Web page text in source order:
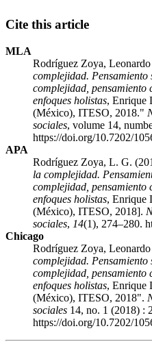
Cite this article
MLA
Rodríguez Zoya,
complejidad. Pensamiento
complejidad,
enfoques holistas, Enrique
(México), ITESO, 2018."
sociales, volume 14,
https://doi.org/10.7202/
APA
Rodríguez Zoya, L. G.
la complejidad.
complejidad,
enfoques holistas, Enrique
(México), ITESO, 2018].
sociales, 14(1), 274–280.
Chicago
Rodríguez Zoya,
complejidad. Pensamiento
complejidad,
enfoques holistas, Enrique
(México), ITESO, 2018".
sociales 14, no. 1 (2018) :
https://doi.org/10.7202/